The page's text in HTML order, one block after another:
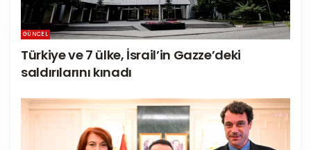
GÜNCEL
Türkiye ve 7 ülke, İsrail’in Gazze’deki
saldırılarını kınadı